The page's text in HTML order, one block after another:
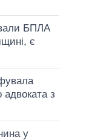
БПЛА
є
адвоката з
у